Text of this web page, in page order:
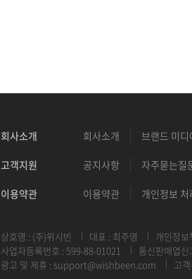
회사소개 회사소개 브랜드 미디
고객지원 공지사항 자주묻는질
이용약관 이용약관 개인정보 처
상호명 : (주)위시빈 대표 : 최주영
개인정보
사업자등록번호 : 599-88-01021
통신판매업
광고 및 제휴 : support@wishbeen.com 고